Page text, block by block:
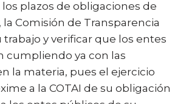
plazos de obligaciones de
Comisión de Transparencia
y verificar que los entes
cumpliendo ya con las
la materia, pues el ejercicio
a la COTAI de su obligación